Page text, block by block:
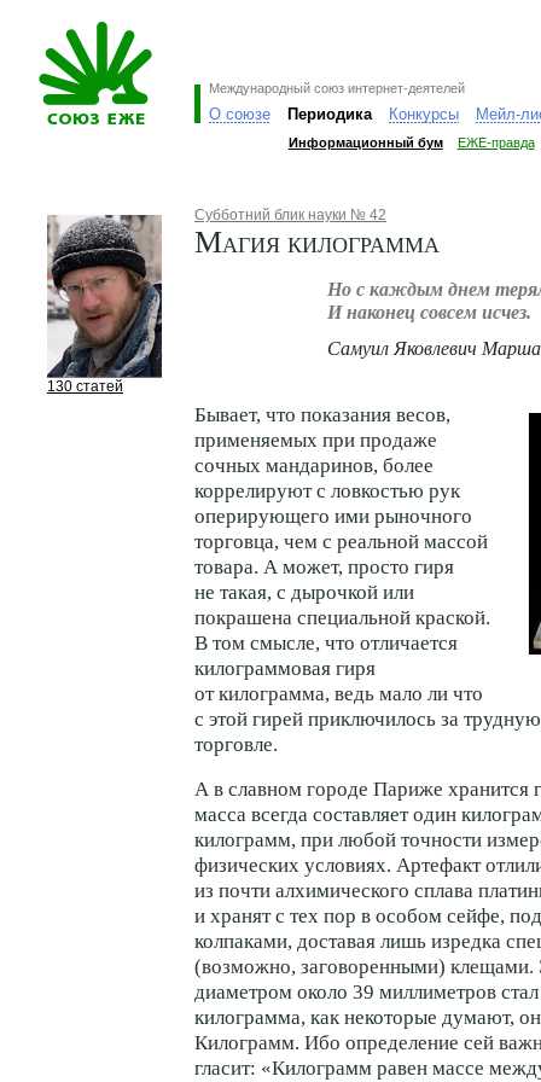
Международный союз интернет-деятелей
О союзе Периодика Конкурсы Мейл-
Информационный бум ЕЖЕ-правда
130 статей
Субботний блик науки № 42
Магия килограмма
Но с каждым днем
И наконец совсем исчез.
Самуил Яковлевич
Бывает, что показания весов,
применяемых при продаже
сочных мандаринов, более
коррелируют с ловкостью рук
оперирующего ими рыночного
торговца, чем с реальной массой
товара. А может, просто гиря
не такая, с дырочкой или
покрашена специальной краской.
В том смысле, что отличается
килограммовая гиря
от килограмма, ведь мало ли что
с этой гирей приключилось за
торговле.
А в славном городе Париже хранится
масса всегда составляет один
килограмм, при любой точности
физических условиях. Артефакт
из почти алхимического сплава
и хранят с тех пор в особом сейфе,
колпаками, доставая лишь изредка
(возможно, заговоренными) клещами.
диаметром около 39 миллиметров
килограмма, как некоторые думают,
Килограмм. Ибо определение сей
гласит: «Килограмм равен массе